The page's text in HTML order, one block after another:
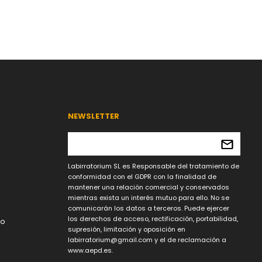
NEWSLETTER
Labirratorium SL es Responsable del tratamiento de
conformidad con el GDPR con la finalidad de
mantener una relación comercial y conservados
mientras exista un interés mutuo para ello. No se
comunicarán los datos a terceros. Puede ejercer
los derechos de acceso, rectificación, portabilidad,
supresión, limitación y oposición en
labirratorium@gmail.com y el de reclamación a
www.aepd.es.